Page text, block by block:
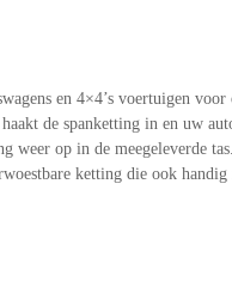
en 4×4’s voertuigen
de spanketting in en uw
weer op in de meegeleverde
ketting die ook handig